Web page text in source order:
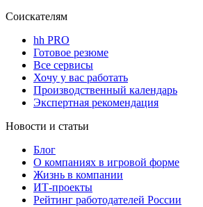
Соискателям
hh PRO
Готовое резюме
Все сервисы
Хочу у вас работать
Производственный календарь
Экспертная рекомендация
Новости и статьи
Блог
О компаниях в игровой форме
Жизнь в компании
ИТ-проекты
Рейтинг работодателей России